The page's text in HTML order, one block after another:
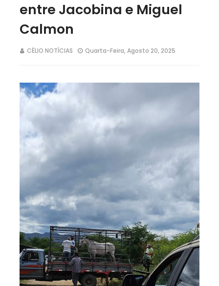
entre Jacobina e Miguel
Calmon
CÉLIO NOTÍCIAS Quarta-Feira, Agosto 20, 2025